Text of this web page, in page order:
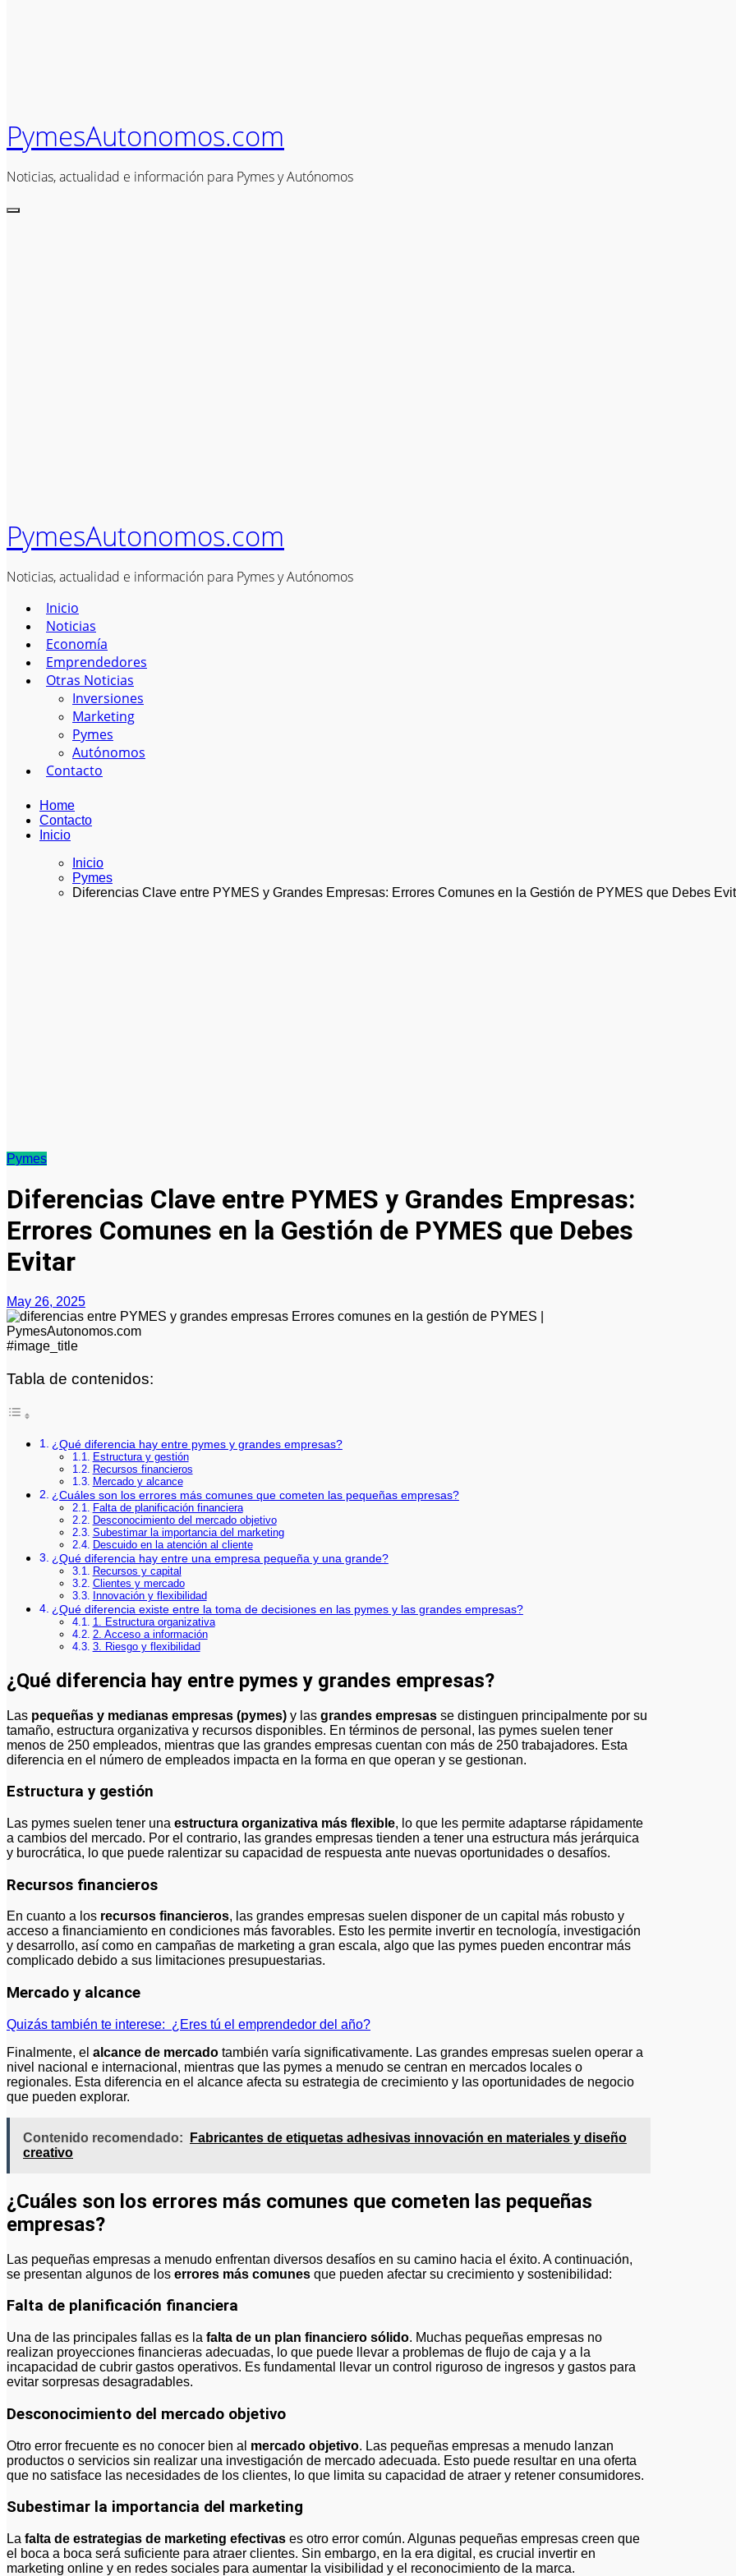
PymesAutonomos.com
Noticias, actualidad e información para Pymes y Autónomos
PymesAutonomos.com
Noticias, actualidad e información para Pymes y Autónomos
Inicio
Noticias
Economía
Emprendedores
Otras Noticias
Inversiones
Marketing
Pymes
Autónomos
Contacto
Home
Contacto
Inicio
Inicio
Pymes
Diferencias Clave entre PYMES y Grandes Empresas: Errores Comunes en la Gestión de PYMES que Debes
Pymes
Diferencias Clave entre PYMES y Grandes Empresas:
Errores Comunes en la Gestión de PYMES que Debes
Evitar
May 26, 2025
#image_title
Tabla de contenidos:
¿Qué diferencia hay entre pymes y grandes empresas?
Estructura y gestión
Recursos financieros
Mercado y alcance
¿Cuáles son los errores más comunes que cometen las pequeñas empresas?
Falta de planificación financiera
Desconocimiento del mercado objetivo
Subestimar la importancia del marketing
Descuido en la atención al cliente
¿Qué diferencia hay entre una empresa pequeña y una grande?
Recursos y capital
Clientes y mercado
Innovación y flexibilidad
¿Qué diferencia existe entre la toma de decisiones en las pymes y las grandes empresas?
1. Estructura organizativa
2. Acceso a información
3. Riesgo y flexibilidad
¿Qué diferencia hay entre pymes y grandes empresas?
Las pequeñas y medianas empresas (pymes) y las grandes empresas se distinguen principalmente por su
tamaño, estructura organizativa y recursos disponibles. En términos de personal, las pymes suelen tener
menos de 250 empleados, mientras que las grandes empresas cuentan con más de 250 trabajadores. Esta
diferencia en el número de empleados impacta en la forma en que operan y se gestionan.
Estructura y gestión
Las pymes suelen tener una estructura organizativa más flexible, lo que les permite adaptarse rápidamente
a cambios del mercado. Por el contrario, las grandes empresas tienden a tener una estructura más jerárquica
y burocrática, lo que puede ralentizar su capacidad de respuesta ante nuevas oportunidades o desafíos.
Recursos financieros
En cuanto a los recursos financieros, las grandes empresas suelen disponer de un capital más robusto y
acceso a financiamiento en condiciones más favorables. Esto les permite invertir en tecnología, investigación
y desarrollo, así como en campañas de marketing a gran escala, algo que las pymes pueden encontrar más
complicado debido a sus limitaciones presupuestarias.
Mercado y alcance
Quizás también te interese: ¿Eres tú el emprendedor del año?
Finalmente, el alcance de mercado también varía significativamente. Las grandes empresas suelen operar a
nivel nacional e internacional, mientras que las pymes a menudo se centran en mercados locales o
regionales. Esta diferencia en el alcance afecta su estrategia de crecimiento y las oportunidades de negocio
que pueden explorar.
Contenido recomendado:
Fabricantes de etiquetas adhesivas innovación en materiales y diseño
creativo
¿Cuáles son los errores más comunes que cometen las pequeñas
empresas?
Las pequeñas empresas a menudo enfrentan diversos desafíos en su camino hacia el éxito. A continuación,
se presentan algunos de los errores más comunes que pueden afectar su crecimiento y sostenibilidad:
Falta de planificación financiera
Una de las principales fallas es la falta de un plan financiero sólido. Muchas pequeñas empresas no
realizan proyecciones financieras adecuadas, lo que puede llevar a problemas de flujo de caja y a la
incapacidad de cubrir gastos operativos. Es fundamental llevar un control riguroso de ingresos y gastos para
evitar sorpresas desagradables.
Desconocimiento del mercado objetivo
Otro error frecuente es no conocer bien al mercado objetivo. Las pequeñas empresas a menudo lanzan
productos o servicios sin realizar una investigación de mercado adecuada. Esto puede resultar en una oferta
que no satisface las necesidades de los clientes, lo que limita su capacidad de atraer y retener consumidores.
Subestimar la importancia del marketing
La falta de estrategias de marketing efectivas es otro error común. Algunas pequeñas empresas creen que
el boca a boca será suficiente para atraer clientes. Sin embargo, en la era digital, es crucial invertir en
marketing online y en redes sociales para aumentar la visibilidad y el reconocimiento de la marca.